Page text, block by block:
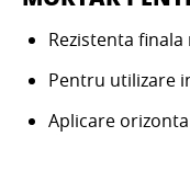
Rezistenta
Pentru utilizare
Aplicare